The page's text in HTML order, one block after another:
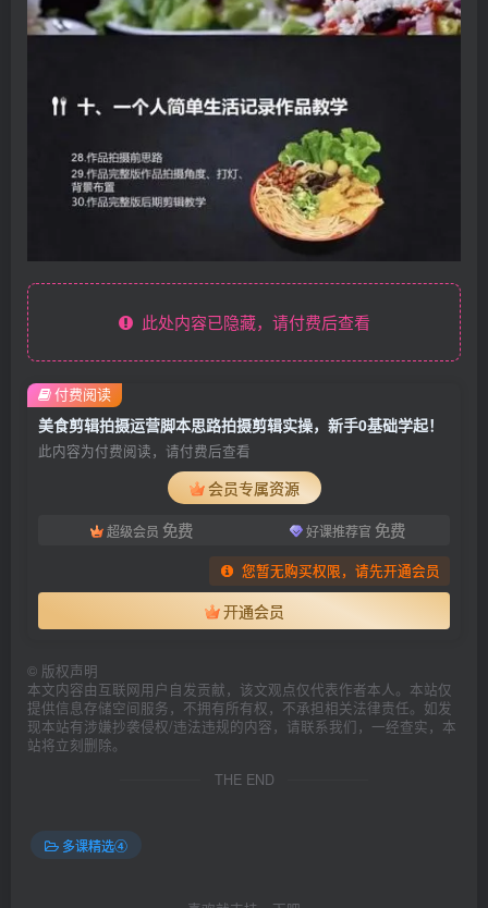
此处内容已隐藏，请付费后查看
美食剪辑拍摄运营脚本思路拍摄剪辑实操，新手0基础学起！
此内容为付费阅读，请付费后查看
会员专属资源
超级会员 免费 好课推荐官 免费
您暂无购买权限，请先开通会员
开通会员
付费阅读
© 版权声明
本文内容由互联网用户自发贡献，该文观点仅代表作者本人。本站仅
提供信息存储空间服务，不拥有所有权，不承担相关法律责任。如发
现本站有涉嫌抄袭侵权/违法违规的内容，请联系我们，一经查实，本
站将立刻删除。
THE END
多课精选④